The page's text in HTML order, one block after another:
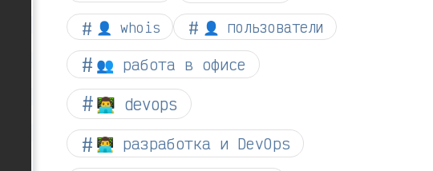
👤 whois 👤 пользователи
👥 работа в офисе
👨‍💻 devops
👨‍💻 разработка и DevOps